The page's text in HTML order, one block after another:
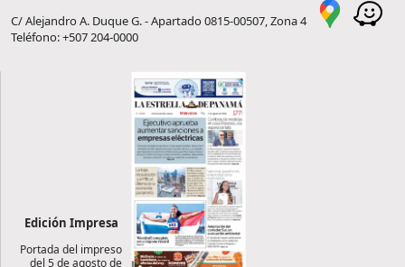
C/ Alejandro A. Duque G. - Apartado 0815-00507, Zona 4
Teléfono: +507 204-0000
Edición Impresa
Portada del impreso
del 5 de agosto de